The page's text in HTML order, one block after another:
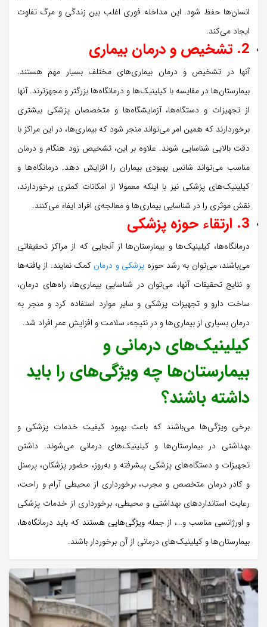
انسان‌ها حفظ شود. این مداخله فوری اغلب بین زندگی و مرگ تفاوت
ایجاد می‌کند.
2. تشخیص و درمان بیماری
آنها در تشخیص و درمان بیماری‌های مختلف بسیار مهم هستند.
بیمارستان‌ها در مقایسه با کیلینیک‌ها و درمانگاه‌ها بزرگتر و مجهزترند. آنها
از تجهیزات و دستگاه‌ها، آزمایشگاه‌ها و متخصصان پزشکی بیشتری
برخوردارند که همین امر می‌تواند منجر شود که بیماری‌ها، در این مراکز با
دقت بالایی شناسایی شوند. علاوه بر این، تشخیص زود هنگام و درمان
مناسب می‌تواند شانس بهبودی بیماران را افزایش دهد. درمانگاه‌ها و
کیلینیک‌های پزشکی نیز با اینکه معمولا از امکانات کمتری برخوردارند،
نقش موثری را در شناسایی بیماری‌ها و معالجه‌ی افراد ایفاء می‌کنند.
3. ارتقاء حوزه‌ پزشکی
درمانگاه‌ها، کیلینیک‌ها و بیمارستان‌ها از آنجایی که از مراکز تحقیقاتی
می‌باشند، می‌توان به رشد حوزه‌ پزشکی و درمان کمک نمایند. از یافته‌ها
و نتایج تحقیقات آنها‌، می‌توان در شناسایی بیماری‌ها، راه‌های درمان‌،
ساخت دارو و تجهیزات پزشکی و سایر موارد استفاده کرد و منجر به
درمان بسیاری از بیماری‌ها و در نتیجه، سلامت و افزایش عمر افراد شد.
کیلینیک‌های درمانی و
بیمارستان‌ها چه ویژگی‌های را باید
داشته باشند؟
برخی ویژگی‌ها می‌باشند که باعث بهبود کیفیت خدمات پزشکی و
بهداشتی در بیمارستان‌ها و کیلینیک‌های درمانی می‌شوند. داشتن
تجهیزات و دستگاه‌های پزشکی پیشرفته و به‌روز، حضور پزشکان، پرسنل
و کادر درمان متخصص و مجرب، برخورداری از محیطی آرام و راحت،
رعایت استانداردهای بهداشتی و محیطی، برخورداری از خدمات پزشکی
و اورژانسی مناسب و…، از جمله‌ ویژگی‌هایی هستند که باید درمانگاه‌ها،
بیمارستان‌ها و کیلینیک‌های درمانی از آن برخوردار باشند.